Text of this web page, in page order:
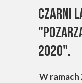
W
Czarni
2020".